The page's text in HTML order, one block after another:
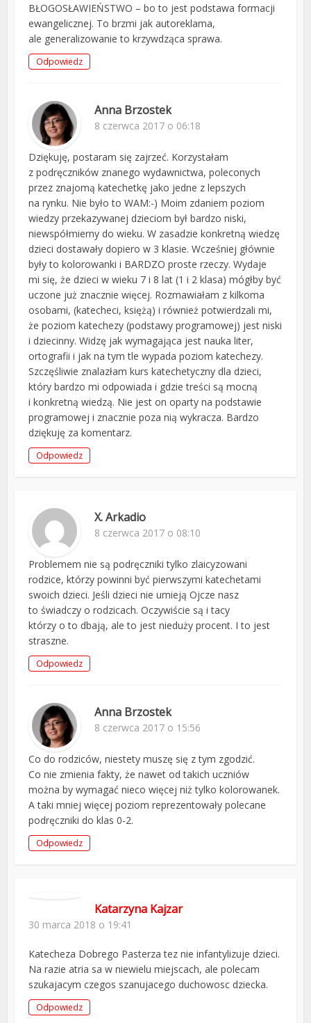
BŁOGOSŁAWIEŃSTWO – bo to jest podstawa formacji
ewangelicznej. To brzmi jak autoreklama,
ale generalizowanie to krzywdząca sprawa.
Odpowiedz
Anna Brzostek
8 czerwca 2017 o 06:18
Dziękuję, postaram się zajrzeć. Korzystałam
z podręczników znanego wydawnictwa, poleconych
przez znajomą katechetkę jako jedne z lepszych
na rynku. Nie było to WAM:-) Moim zdaniem poziom
wiedzy przekazywanej dzieciom był bardzo niski,
niewspółmierny do wieku. W zasadzie konkretną wiedzę
dzieci dostawały dopiero w 3 klasie. Wcześniej głównie
były to kolorowanki i BARDZO proste rzeczy. Wydaje
mi się, że dzieci w wieku 7 i 8 lat (1 i 2 klasa) mógłby być
uczone już znacznie więcej. Rozmawiałam z kilkoma
osobami, (katecheci, księżą) i również potwierdzali mi,
że poziom katechezy (podstawy programowej) jest niski
i dziecinny. Widzę jak wymagająca jest nauka liter,
ortografii i jak na tym tle wypada poziom katechezy.
Szczęśliwie znalazłam kurs katechetyczny dla dzieci,
który bardzo mi odpowiada i gdzie treści są mocną
i konkretną wiedzą. Nie jest on oparty na podstawie
programowej i znacznie poza nią wykracza. Bardzo
dziękuję za komentarz.
Odpowiedz
X. Arkadio
8 czerwca 2017 o 08:10
Problemem nie są podręczniki tylko zlaicyzowani
rodzice, którzy powinni być pierwszymi katechetami
swoich dzieci. Jeśli dzieci nie umieją Ojcze nasz
to świadczy o rodzicach. Oczywiście są i tacy
którzy o to dbają, ale to jest nieduży procent. I to jest
straszne.
Odpowiedz
Anna Brzostek
8 czerwca 2017 o 15:56
Co do rodziców, niestety muszę się z tym zgodzić.
Co nie zmienia fakty, że nawet od takich uczniów
można by wymagać nieco więcej niż tylko kolorowanek.
A taki mniej więcej poziom reprezentowały polecane
podręczniki do klas 0-2.
Odpowiedz
Katarzyna Kajzar
30 marca 2018 o 19:41
Katecheza Dobrego Pasterza tez nie infantylizuje dzieci.
Na razie atria sa w niewielu miejscach, ale polecam
szukajacym czegos szanujacego duchowosc dziecka.
Odpowiedz